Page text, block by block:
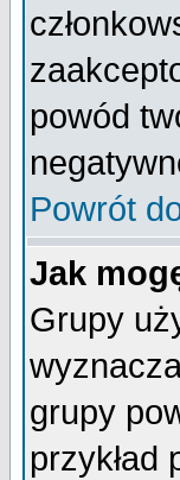
powód
Powrót
Jak
Grupy
grupy
przykład